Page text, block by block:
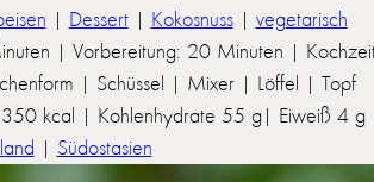
| Dessert| Kokosnuss| vegetarisch
| Vorbereitung: 20 Minuten |
| Schüssel | Mixer | Löffel | Topf
350 kcal | Kohlenhydrate 55 g| Eiweiß 4
| Südostasien